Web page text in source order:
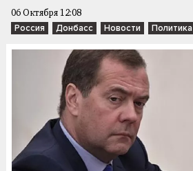
06 Октября 12:08
Россия Донбасс Новости Политика